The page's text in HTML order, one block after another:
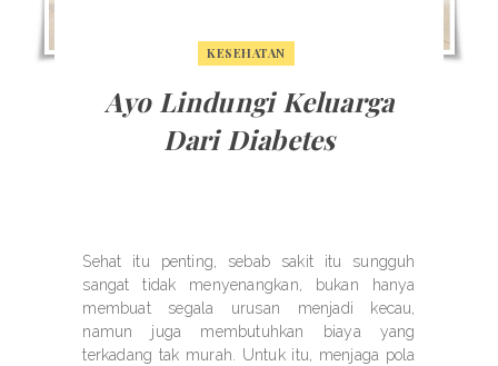
KESEHATAN
Ayo Lindungi Keluarga
Dari Diabetes
Sehat itu penting, sebab sakit itu sungguh
sangat tidak menyenangkan, bukan hanya
membuat segala urusan menjadi kecau,
namun juga membutuhkan biaya yang
terkadang tak murah. Untuk itu, menjaga pola